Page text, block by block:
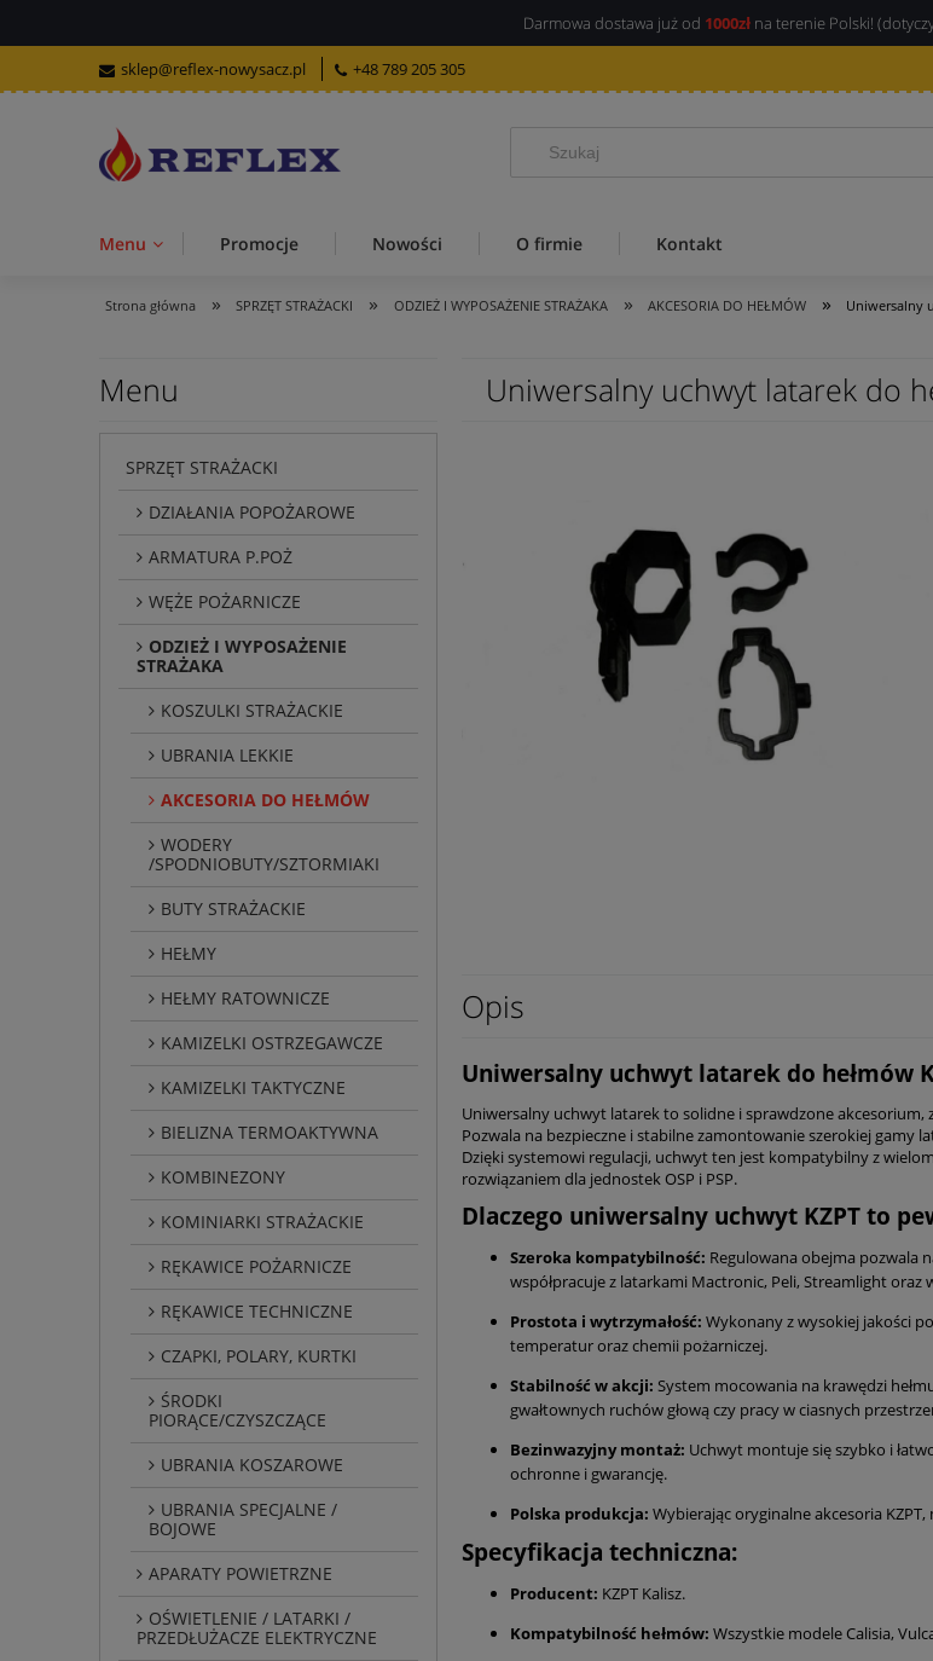
Darmowa dostawa już od 1000zł na terenie Polski!
sklep@reflex-nowysacz.pl +48 789 205 305
Menu Promocje Nowości O firmie Kontakt
Strona główna » SPRZĘT STRAŻACKI » ODZIEŻ I WYPOSAŻENIE STRAŻAKA » AKCESORIA DO HEŁMÓW » Uniwersalny
Menu
SPRZĘT STRAŻACKI
DZIAŁANIA POPOŻAROWE
ARMATURA P.POŻ
WĘŻE POŻARNICZE
ODZIEŻ I WYPOSAŻENIE
STRAŻAKA
KOSZULKI STRAŻACKIE
UBRANIA LEKKIE
AKCESORIA DO HEŁMÓW
WODERY
/SPODNIOBUTY/SZTORMIAKI
BUTY STRAŻACKIE
HEŁMY
HEŁMY RATOWNICZE
KAMIZELKI OSTRZEGAWCZE
KAMIZELKI TAKTYCZNE
BIELIZNA TERMOAKTYWNA
KOMBINEZONY
KOMINIARKI STRAŻACKIE
RĘKAWICE POŻARNICZE
RĘKAWICE TECHNICZNE
CZAPKI, POLARY, KURTKI
ŚRODKI
PIORĄCE/CZYSZCZĄCE
UBRANIA KOSZAROWE
UBRANIA SPECJALNE /
BOJOWE
APARATY POWIETRZNE
OŚWIETLENIE / LATARKI /
PRZEDŁUŻACZE ELEKTRYCZNE
Uniwersalny uchwyt latarek do
Opis
Uniwersalny uchwyt latarek do hełmów
Uniwersalny uchwyt latarek to solidne i sprawdzone akcesorium,
Pozwala na bezpieczne i stabilne zamontowanie szerokiej gamy
Dzięki systemowi regulacji, uchwyt ten jest kompatybilny z
rozwiązaniem dla jednostek OSP i PSP.
Dlaczego uniwersalny uchwyt KZPT to
Szeroka kompatybilność: Regulowana obejma pozwala
współpracuje z latarkami Mactronic, Peli, Streamlight oraz
Prostota i wytrzymałość: Wykonany z wysokiej jakości
temperatur oraz chemii pożarniczej.
Stabilność w akcji: System mocowania na krawędzi
gwałtownych ruchów głową czy pracy w ciasnych
Bezinwazyjny montaż: Uchwyt montuje się szybko i
ochronne i gwarancję.
Polska produkcja: Wybierając oryginalne akcesoria KZPT,
Specyfikacja techniczna:
Producent: KZPT Kalisz.
Kompatybilność hełmów: Wszystkie modele Calisia,